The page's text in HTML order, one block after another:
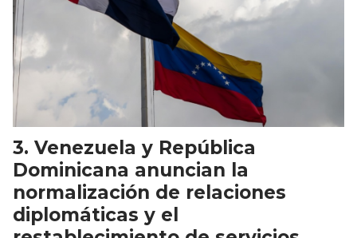
Venezuela y República
Dominicana anuncian la
normalización de relaciones
diplomáticas y el